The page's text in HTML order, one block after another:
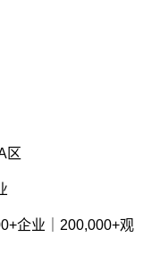
区
企业｜200,000+观